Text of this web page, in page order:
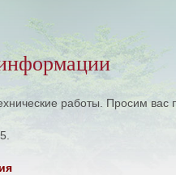
работы. Просим вас